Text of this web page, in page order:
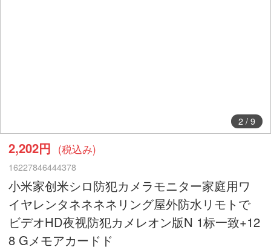
2/ 9
2,202円 (税込み)
16227846444378
小米家创米シロ防犯カメラモニター家庭用ワ
イヤレンタネネネネリング屋外防水リモトで
ビデオHD夜视防犯カメレオン版N 1标一致+12
8 Gメモアカードド